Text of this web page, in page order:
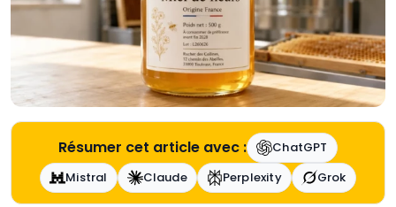
Résumer cet article avec :
ChatGPT
Mistral
Claude Perplexity Grok